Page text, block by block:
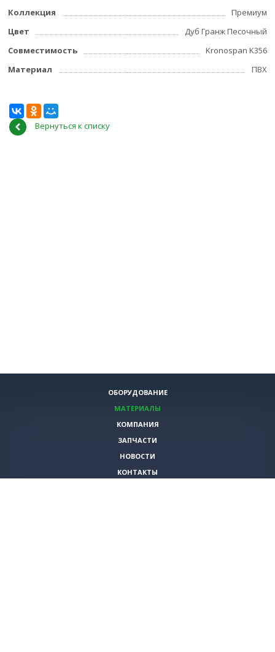
Коллекция
Премиум
Цвет
Дуб Гранж Песочный
Совместимость
Kronospan K356
Материал
ПВХ
Вернуться к списку
ОБОРУДОВАНИЕ
МАТЕРИАЛЫ
КОМПАНИЯ
ЗАПЧАСТИ
НОВОСТИ
КОНТАКТЫ